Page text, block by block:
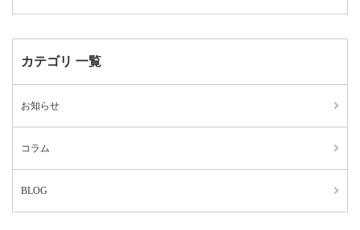
カテゴリ 一覧
お知らせ
コラム
BLOG